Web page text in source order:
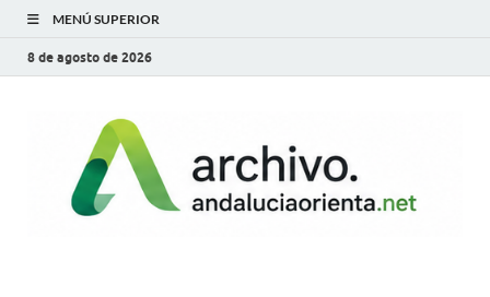
MENÚ SUPERIOR
8 de agosto de 2026